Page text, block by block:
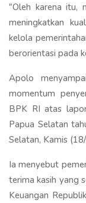
"Oleh karena itu,
meningkatkan
kelola
berorientasi pada
Apolo
momentum
BPK RI atas
Papua Selatan
Selatan, Kamis
Ia menyebut
terima kasih yang
Keuangan